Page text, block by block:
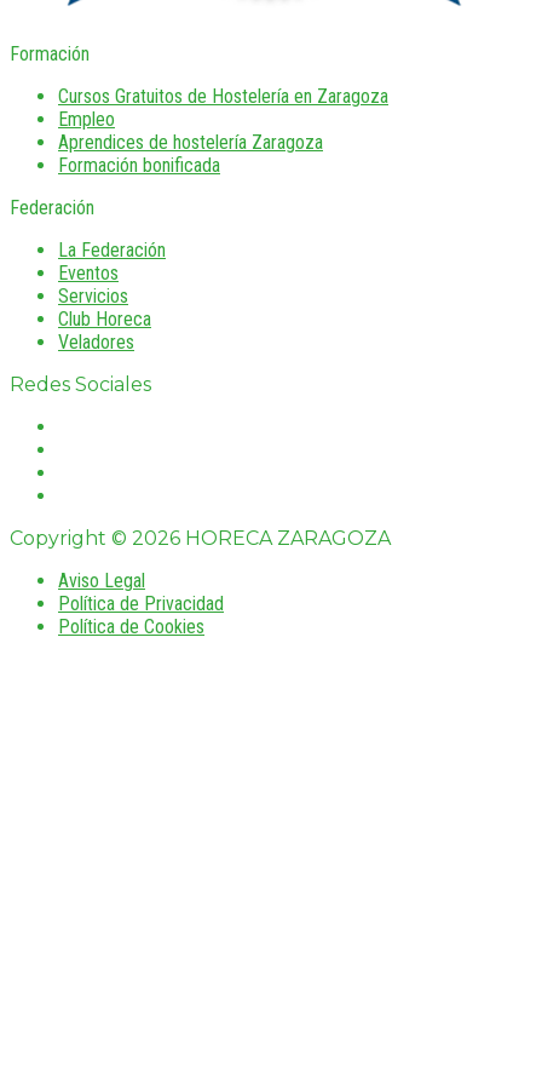
Formación
Cursos Gratuitos de Hostelería en Zaragoza
Empleo
Aprendices de hostelería Zaragoza
Formación bonificada
Federación
La Federación
Eventos
Servicios
Club Horeca
Veladores
Redes Sociales
Copyright © 2026 HORECA ZARAGOZA
Aviso Legal
Política de Privacidad
Política de Cookies